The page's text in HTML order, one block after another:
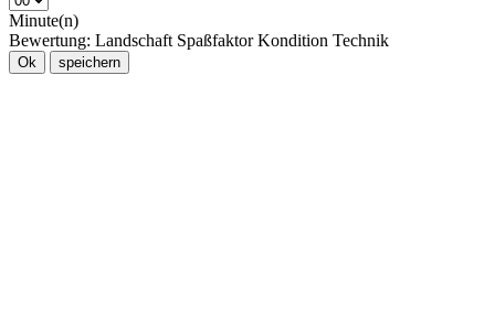
Minute(n)
Bewertung: Landschaft Spaßfaktor Kondition Technik
Ok speichern